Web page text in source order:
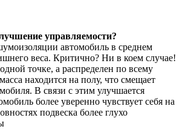
управляемости?
автомобиль в среднем
веса. Критично? Ни в коем случае!
точке, а распределен по всему
находится на полу, что смещает
В связи с этим улучшается
более уверенно чувствует себя на
подвеска более глухо